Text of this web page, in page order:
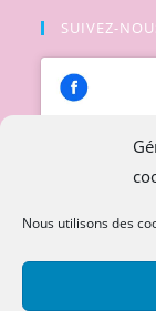
Nous utilisons des
SUIVEZ-